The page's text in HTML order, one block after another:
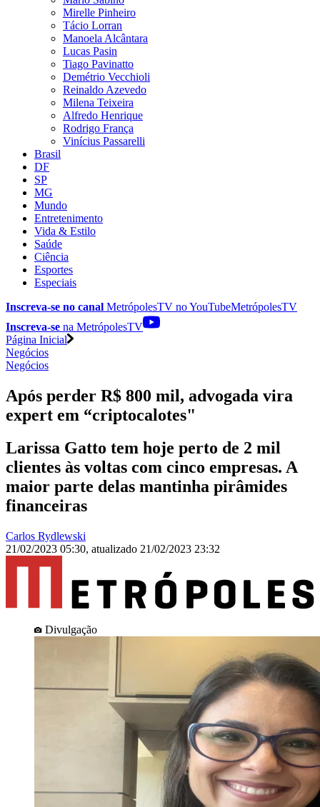
Mirelle Pinheiro
Tácio Lorran
Manoela Alcântara
Lucas Pasin
Tiago Pavinatto
Demétrio Vecchioli
Reinaldo Azevedo
Milena Teixeira
Alfredo Henrique
Rodrigo França
Vinícius Passarelli
Brasil
DF
SP
MG
Mundo
Entretenimento
Vida & Estilo
Saúde
Ciência
Esportes
Especiais
Inscreva-se no canal MetrópolesTV noYouTubeMetrópolesTV
Inscreva-se na MetrópolesTV
Página Inicial
Negócios
Negócios
Após perder R$ 800 mil, advogada vira
expert em “criptocalotes"
Larissa Gatto tem hoje perto de 2 mil
clientes às voltas com cinco empresas. A
maior parte delas mantinha pirâmides
financeiras
Carlos Rydlewski
21/02/2023 05:30, atualizado 21/02/2023 23:32
Divulgação